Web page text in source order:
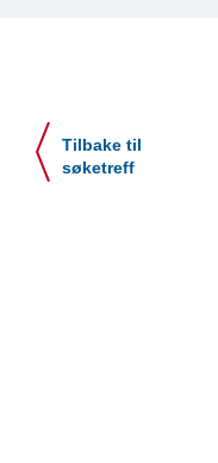
Tilbake til
søketreff